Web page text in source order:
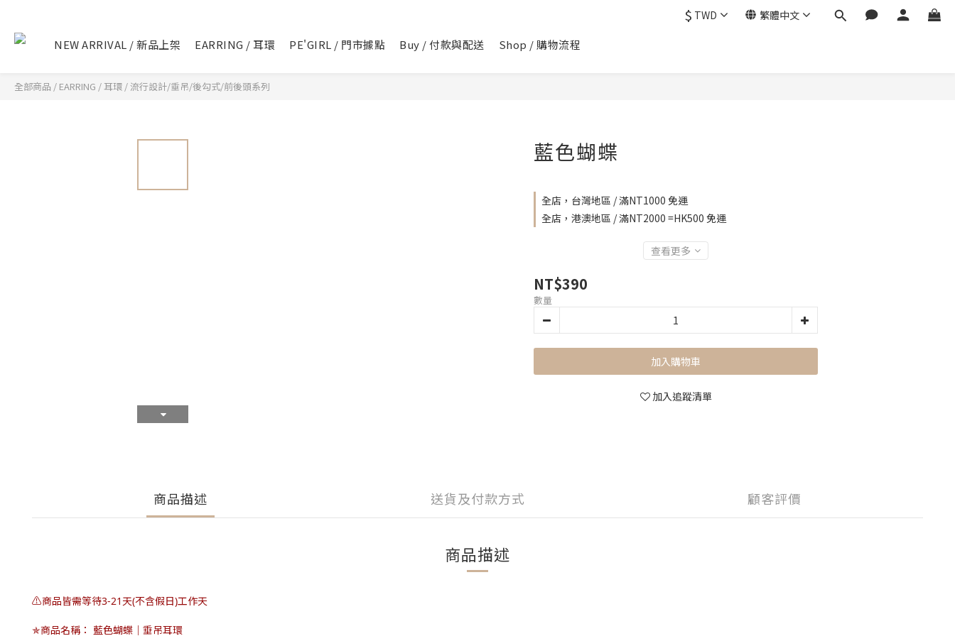
$ TWD 繁體中文
NEW ARRIVAL / 新品上架 EARRING / 耳環 PE'GIRL / 門市據點 Buy / 付款與配送 Shop / 購物流程
全部商品 / EARRING / 耳環 /流行設計/垂吊/後勾式/前後頭系列
藍色蝴蝶
全店，台灣地區 / 滿NT1000 免運
全店，港澳地區 / 滿NT2000 =HK500 免運
查看更多
NT$390
數量
加入購物車
加入追蹤清單
商品描述 送貨及付款方式 顧客評價
商品描述
⚠️商品皆需等待3-21天(不含假日)工作天
✯商品名稱： 藍色蝴蝶｜垂吊耳環